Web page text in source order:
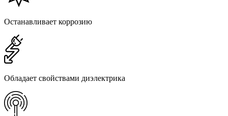
Останавливает коррозию
Обладает свойствами диэлектрика